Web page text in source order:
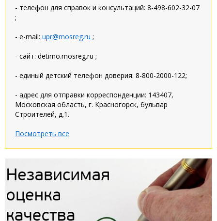
- телефон для справок и консультаций: 8-498-602-32-07
;
- e-mail: upr@mosreg.ru ;
- сайт: detimo.mosreg.ru ;
- единый детский телефон доверия: 8-800-2000-122;
- адрес для отправки корреспонденции: 143407,
Московская область, г. Красногорск, бульвар
Строителей, д.1.
Посмотреть все